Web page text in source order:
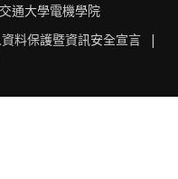
通大學電機學院
料保護暨資訊安全宣言
|